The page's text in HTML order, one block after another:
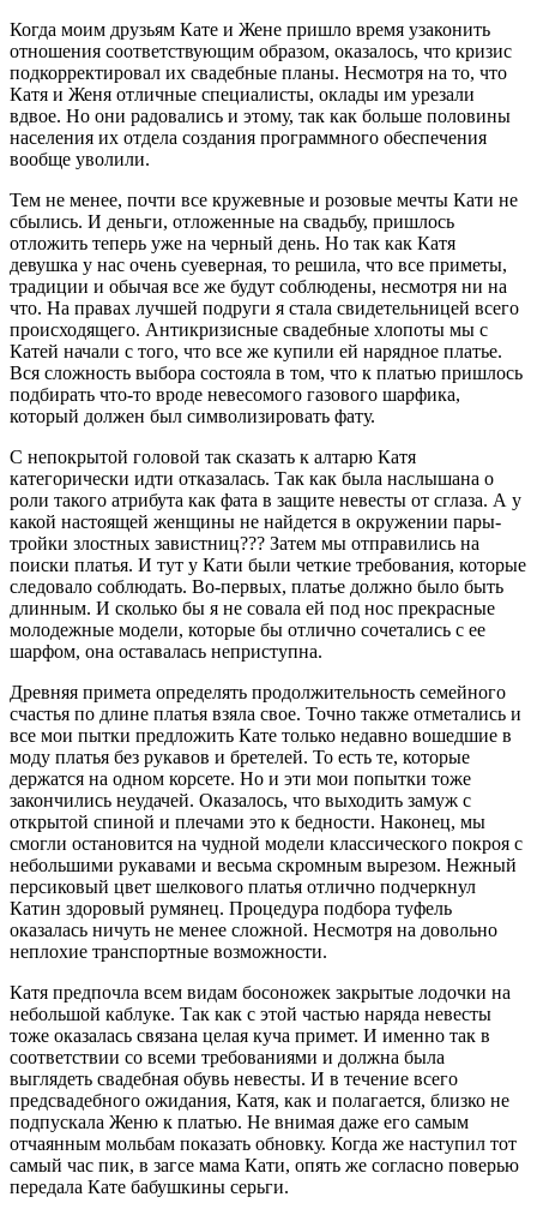
Когда моим друзьям Кате и Жене пришло время узаконить
отношения соответствующим образом, оказалось, что кризис
подкорректировал их свадебные планы. Несмотря на то, что
Катя и Женя отличные специалисты, оклады им урезали
вдвое. Но они радовались и этому, так как больше половины
населения их отдела создания программного обеспечения
вообще уволили.
Тем не менее, почти все кружевные и розовые мечты Кати не
сбылись. И деньги, отложенные на свадьбу, пришлось
отложить теперь уже на черный день. Но так как Катя
девушка у нас очень суеверная, то решила, что все приметы,
традиции и обычая все же будут соблюдены, несмотря ни на
что. На правах лучшей подруги я стала свидетельницей всего
происходящего. Антикризисные свадебные хлопоты мы с
Катей начали с того, что все же купили ей нарядное платье.
Вся сложность выбора состояла в том, что к платью пришлось
подбирать что-то вроде невесомого газового шарфика,
который должен был символизировать фату.
С непокрытой головой так сказать к алтарю Катя
категорически идти отказалась. Так как была наслышана о
роли такого атрибута как фата в защите невесты от сглаза. А у
какой настоящей женщины не найдется в окружении пары-
тройки злостных завистниц??? Затем мы отправились на
поиски платья. И тут у Кати были четкие требования, которые
следовало соблюдать. Во-первых, платье должно было быть
длинным. И сколько бы я не совала ей под нос прекрасные
молодежные модели, которые бы отлично сочетались с ее
шарфом, она оставалась неприступна.
Древняя примета определять продолжительность семейного
счастья по длине платья взяла свое. Точно также отметались и
все мои пытки предложить Кате только недавно вошедшие в
моду платья без рукавов и бретелей. То есть те, которые
держатся на одном корсете. Но и эти мои попытки тоже
закончились неудачей. Оказалось, что выходить замуж с
открытой спиной и плечами это к бедности. Наконец, мы
смогли остановится на чудной модели классического покроя с
небольшими рукавами и весьма скромным вырезом. Нежный
персиковый цвет шелкового платья отлично подчеркнул
Катин здоровый румянец. Процедура подбора туфель
оказалась ничуть не менее сложной. Несмотря на довольно
неплохие транспортные возможности.
Катя предпочла всем видам босоножек закрытые лодочки на
небольшой каблуке. Так как с этой частью наряда невесты
тоже оказалась связана целая куча примет. И именно так в
соответствии со всеми требованиями и должна была
выглядеть свадебная обувь невесты. И в течение всего
предсвадебного ожидания, Катя, как и полагается, близко не
подпускала Женю к платью. Не внимая даже его самым
отчаянным мольбам показать обновку. Когда же наступил тот
самый час пик, в загсе мама Кати, опять же согласно поверью
передала Кате бабушкины серьги.